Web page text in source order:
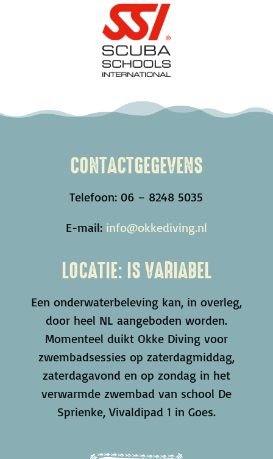
CONTACTGEGEVENS
Telefoon: 06 – 8248 5035
E-mail: info@okkediving.nl
LOCATIE: IS VARIABEL
Een onderwaterbeleving kan, in overleg,
door heel NL aangeboden worden.
Momenteel duikt Okke Diving voor
zwembadsessies op zaterdagmiddag,
zaterdagavond en op zondag in het
verwarmde zwembad van school De
Sprienke, Vivaldipad 1 in Goes.